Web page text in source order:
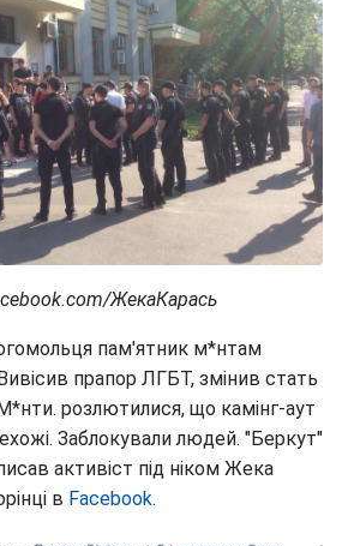
ЖекаКарась
пам'ятник м*нтам
прапор ЛГБТ, змінив стать
розлютилися, що камінг-аут
Заблокували людей. "Беркут"
активіст під ніком Жека
в Facebook.